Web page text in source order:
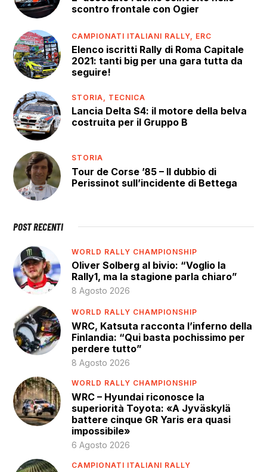
scontro frontale con Ogier
CAMPIONATI ITALIANI RALLY, ERC
Elenco iscritti Rally di Roma Capitale
2021: tanti big per una gara tutta da
seguire!
STORIA, TECNICA
Lancia Delta S4: il motore della belva
costruita per il Gruppo B
STORIA
Tour de Corse ’85 – Il dubbio di
Perissinot sull’incidente di Bettega
POST RECENTI
WORLD RALLY CHAMPIONSHIP
Oliver Solberg al bivio: “Voglio la
Rally1, ma la stagione parla chiaro”
8 Agosto 2026
WORLD RALLY CHAMPIONSHIP
WRC, Katsuta racconta l’inferno della
Finlandia: “Qui basta pochissimo per
perdere tutto”
8 Agosto 2026
WORLD RALLY CHAMPIONSHIP
WRC – Hyundai riconosce la
superiorità Toyota: «A Jyväskylä
battere cinque GR Yaris era quasi
impossibile»
6 Agosto 2026
CAMPIONATI ITALIANI RALLY